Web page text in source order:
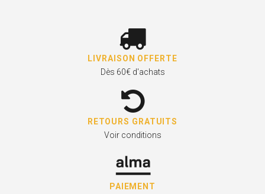
LIVRAISON OFFERTE
Dès 60€ d'achats
RETOURS GRATUITS
Voir conditions
PAIEMENT